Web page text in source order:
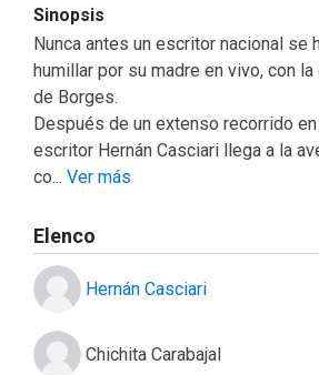
Sinopsis
Nunca antes un escritor nacional se
humillar por su madre en vivo, con
de Borges.
Después de un extenso recorrido
escritor Hernán Casciari llega a la
co... Ver más
Elenco
Hernán Casciari
Chichita Carabajal